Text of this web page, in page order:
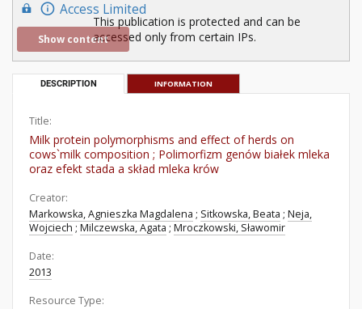
Access Limited
Show content
This publication is protected and can be
accessed only from certain IPs.
DESCRIPTION INFORMATION
Title:
Milk protein polymorphisms and effect of herds on
cows`milk composition ; Polimorfizm genów białek mleka
oraz efekt stada a skład mleka krów
Creator:
Markowska, Agnieszka Magdalena ; Sitkowska, Beata ; Neja,
Wojciech ; Milczewska, Agata ; Mroczkowski, Sławomir
Date:
2013
Resource Type: